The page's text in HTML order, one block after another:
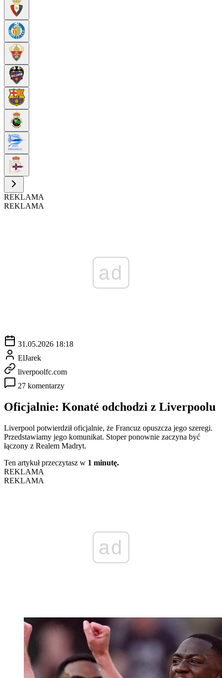
REKLAMA
REKLAMA
ad
31.05.2026 18:18
ElJarek
liverpoolfc.com
27 komentarzy
Oficjalnie: Konaté odchodzi z Liverpoolu
Liverpool potwierdził oficjalnie, że Francuz opuszcza jego szeregi.
Przedstawiamy jego komunikat. Stoper ponownie zaczyna być
łączony z Realem Madryt.
Ten artykuł przeczytasz w 1 minutę.
REKLAMA
REKLAMA
ad